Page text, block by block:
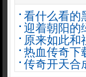
看什么看的
迎着朝阳的
原来如此和
热血传奇下
传奇开天合